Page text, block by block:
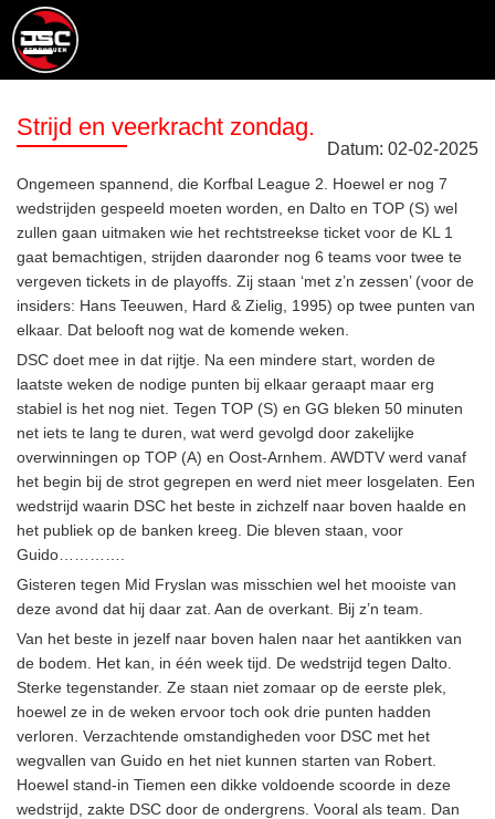
Strijd en veerkracht zondag.
Datum: 02-02-2025
Ongemeen spannend, die Korfbal League 2. Hoewel er nog 7
wedstrijden gespeeld moeten worden, en Dalto en TOP (S) wel
zullen gaan uitmaken wie het rechtstreekse ticket voor de KL 1
gaat bemachtigen, strijden daaronder nog 6 teams voor twee te
vergeven tickets in de playoffs. Zij staan ‘met z’n zessen’ (voor de
insiders: Hans Teeuwen, Hard & Zielig, 1995) op twee punten van
elkaar. Dat belooft nog wat de komende weken.
DSC doet mee in dat rijtje. Na een mindere start, worden de
laatste weken de nodige punten bij elkaar geraapt maar erg
stabiel is het nog niet. Tegen TOP (S) en GG bleken 50 minuten
net iets te lang te duren, wat werd gevolgd door zakelijke
overwinningen op TOP (A) en Oost-Arnhem. AWDTV werd vanaf
het begin bij de strot gegrepen en werd niet meer losgelaten. Een
wedstrijd waarin DSC het beste in zichzelf naar boven haalde en
het publiek op de banken kreeg. Die bleven staan, voor
Guido………….
Gisteren tegen Mid Fryslan was misschien wel het mooiste van
deze avond dat hij daar zat. Aan de overkant. Bij z’n team.
Van het beste in jezelf naar boven halen naar het aantikken van
de bodem. Het kan, in één week tijd. De wedstrijd tegen Dalto.
Sterke tegenstander. Ze staan niet zomaar op de eerste plek,
hoewel ze in de weken ervoor toch ook drie punten hadden
verloren. Verzachtende omstandigheden voor DSC met het
wegvallen van Guido en het niet kunnen starten van Robert.
Hoewel stand-in Tiemen een dikke voldoende scoorde in deze
wedstrijd, zakte DSC door de ondergrens. Vooral als team. Dan